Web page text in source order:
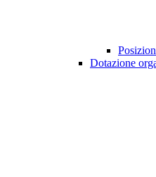
Dotazione